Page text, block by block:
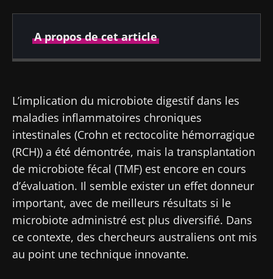
A propos de cet article
L’implication du microbiote digestif dans les
maladies inflammatoires chroniques
intestinales (Crohn et rectocolite hémorragique
(RCH)) a été démontrée, mais la transplantation
de microbiote fécal (TMF) est encore en cours
d’évaluation. Il semble exister un effet donneur
important, avec de meilleurs résultats si le
microbiote administré est plus diversifié. Dans
ce contexte, des chercheurs australiens ont mis
au point une technique innovante.